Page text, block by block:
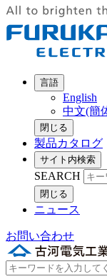
言語
English
中文(簡
閉じる
製品カタログ
サイト内検索
SEARCH
閉じる
ニュース
お問い合わせ